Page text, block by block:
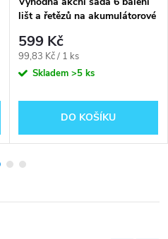
lišt a řetězů na akumulátorové
599 Kč
Měrná
cena:
99,83 Kč / 1 ks
Skladem >5 ks
DO KOŠÍKU